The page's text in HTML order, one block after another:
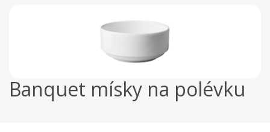
Banquet mísky na polévku